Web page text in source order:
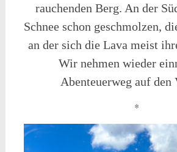
rauchenden Berg. An der
Schnee schon geschmolzen,
an der sich die Lava meist
Wir nehmen wieder
Abenteuerweg auf den
*